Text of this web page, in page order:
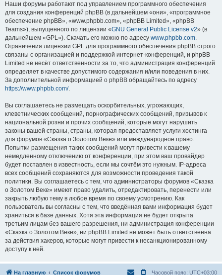
Наши форумы работают под управлением программного обеспечения
для создания конференций phpBB (в дальнейшем «они», «программное
обеспечение phpBB», «www.phpbb.com», «phpBB Limited», «phpBB
Teams»), выпущенного по лицензии «GNU General Public License v2» (в
дальнейшем «GPL»). Скачать его можно по адресу www.phpbb.com.
Ограничения лицензии GPL для программного обеспечения phpBB строго
связаны с организацией и поддержкой интернет-конференций, и phpBB
Limited не несёт ответственности за то, что администрация конференций
определяет в качестве допустимого содержания и/или поведения в них.
За дополнительной информацией о phpBB обращайтесь по адресу
https://www.phpbb.com/.
Вы соглашаетесь не размещать оскорбительных, угрожающих,
клеветнических сообщений, порнографических сообщений, призывов к
национальной розни и прочих сообщений, которые могут нарушить
законы вашей страны, страны, которая предоставляет услуги хостинга
для форумов «Сказка о Золотом Веке» или международное право.
Попытки размещения таких сообщений могут привести к вашему
немедленному отключению от конференции, при этом ваш провайдер
будет поставлен в известность, если мы сочтём это нужным. IP-адреса
всех сообщений сохраняются для возможности проведения такой
политики. Вы соглашаетесь с тем, что администраторы форумов «Сказка
о Золотом Веке» имеют право удалить, отредактировать, перенести или
закрыть любую тему в любое время по своему усмотрению. Как
пользователь вы согласны с тем, что введённая вами информация будет
храниться в базе данных. Хотя эта информация не будет открыта
третьим лицам без вашего разрешения, ни администрация конференции
«Сказка о Золотом Веке», ни phpBB Limited не может быть ответственна
за действия хакеров, которые могут привести к несанкционированному
доступу к ней.
На главную Список форумов Часовой пояс: UTC+03:00